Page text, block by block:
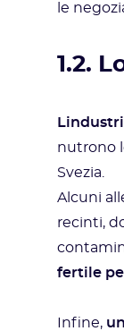
le
1.2.
nutrono
Svezia.
Alcuni
recinti,
fertile
Infine,